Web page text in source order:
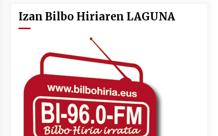
2026/07/07
Uribitarte40 aretoan
2026/07/03
SOINUGELA: Paul McCartney eta Ringo Starr-en
lan berriak
2026/07/03
MUSIBLA #297: Bide, Boards Of Canada, Somak,
Tiga, Twisted Teens, Underscores, Habia
Izan Bilbo Hiriaren LAGUNA